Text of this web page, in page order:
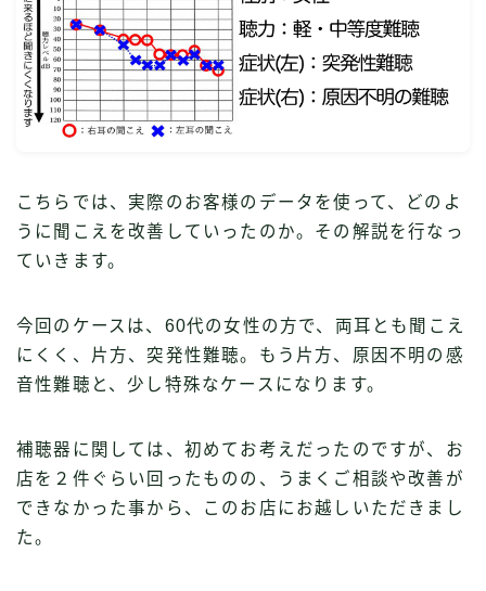
お客様の声
取り扱い補聴器
こちらでは、実際のお客様のデータを使って、どのよ
うに聞こえを改善していったのか。その解説を行なっ
ていきます。
今回のケースは、60代の女性の方で、両耳とも聞こえ
にくく、片方、突発性難聴。もう片方、原因不明の感
音性難聴と、少し特殊なケースになります。
補聴器に関しては、初めてお考えだったのですが、お
店を２件ぐらい回ったものの、うまくご相談や改善が
できなかった事から、このお店にお越しいただきまし
た。